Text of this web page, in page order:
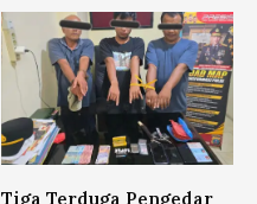
Tiga Terduga Pengedar